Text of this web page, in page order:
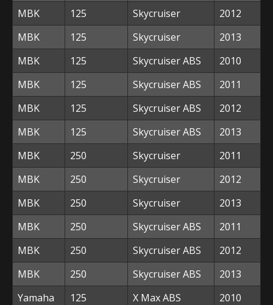
MBK
125 Skycruiser
2012
MBK
125 Skycruiser
2013
MBK
125 Skycruiser ABS
2010
MBK
125 Skycruiser ABS
2011
MBK
125 Skycruiser ABS
2012
MBK
125 Skycruiser ABS
2013
MBK
250 Skycruiser
2011
MBK
250 Skycruiser
2012
MBK
250 Skycruiser
2013
MBK
250 Skycruiser ABS
2011
MBK
250 Skycruiser ABS
2012
MBK
250 Skycruiser ABS
2013
Yamaha
125 X Max ABS
2010